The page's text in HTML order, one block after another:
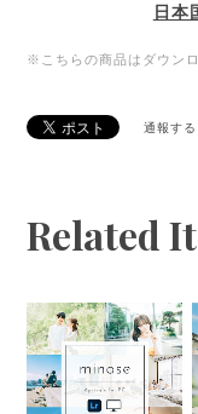
日本
※こちらの商品はダウン
通報する
Related